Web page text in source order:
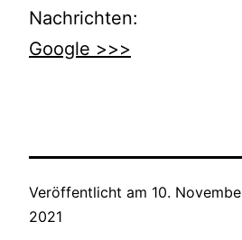
Nachrichten:
Google >>>
Veröffentlicht am 10.
2021